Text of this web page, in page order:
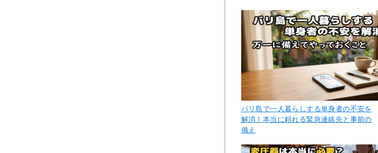
バリ島で一人暮らしする単身者の不安を
解消！本当に頼れる緊急連絡先と事前の
備え